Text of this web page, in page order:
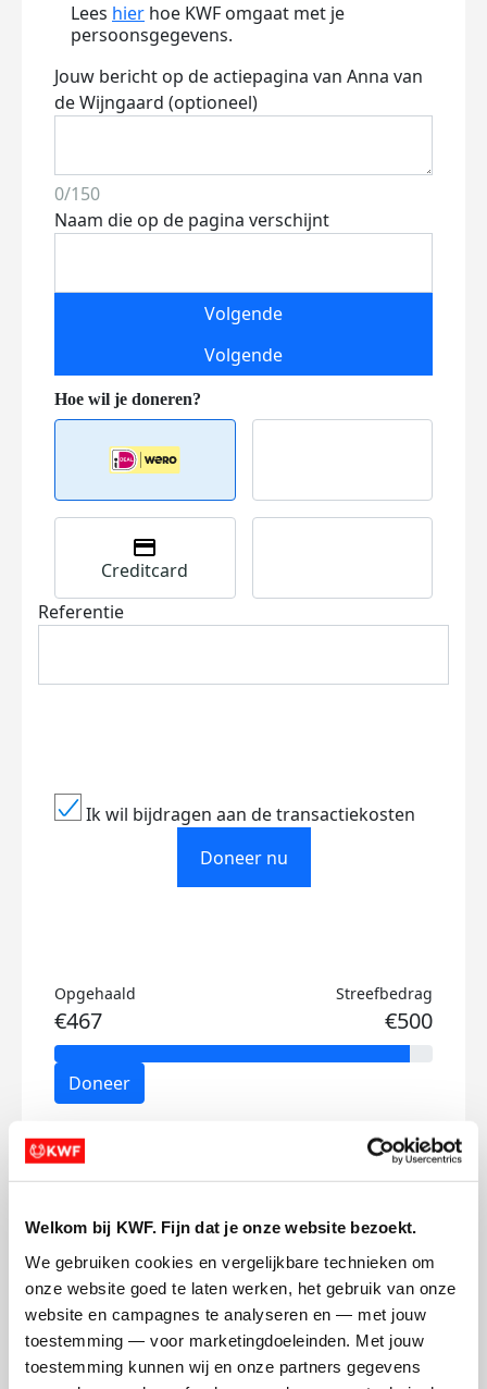
Welkom bij KWF. Fijn dat je onze website bezoekt.
We gebruiken cookies en vergelijkbare technieken om
onze website goed te laten werken, het gebruik van onze
website en campagnes te analyseren en — met jouw
toestemming — voor marketingdoeleinden. Met jouw
toestemming kunnen wij en onze partners gegevens
Lees hier hoe KWF omgaat met je
persoonsgegevens.
Jouw bericht op de actiepagina van Anna van
de Wijngaard (optioneel)
0/150
Naam die op de pagina verschijnt
Volgende
Volgende
Creditcard
Referentie
Ik wil bijdragen aan de transactiekosten
Doneer nu
Opgehaald
€467
Streefbedrag
€500
Doneer